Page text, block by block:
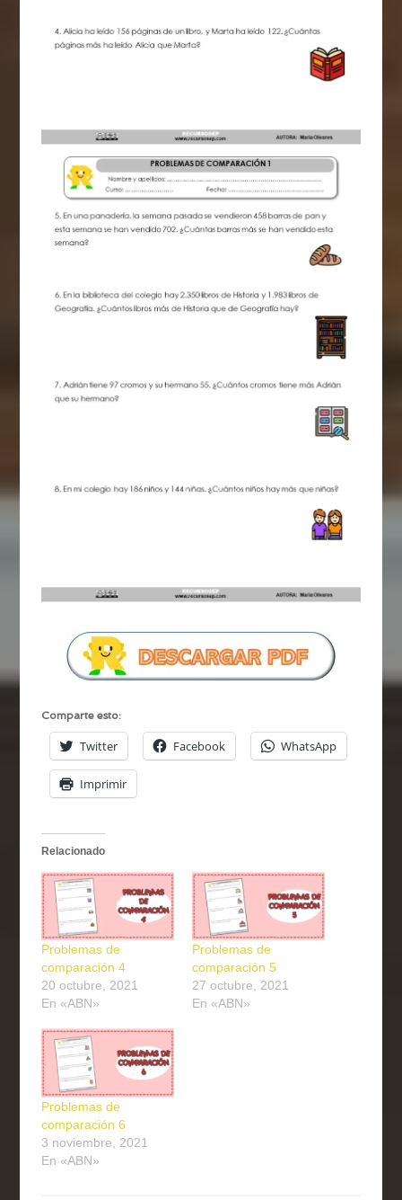
Comparte esto:
Twitter Facebook WhatsApp
Imprimir
Relacionado
Problemas de
comparación 4
20 octubre, 2021
En «ABN»
Problemas de
comparación 5
27 octubre, 2021
En «ABN»
Problemas de
comparación 6
3 noviembre, 2021
En «ABN»